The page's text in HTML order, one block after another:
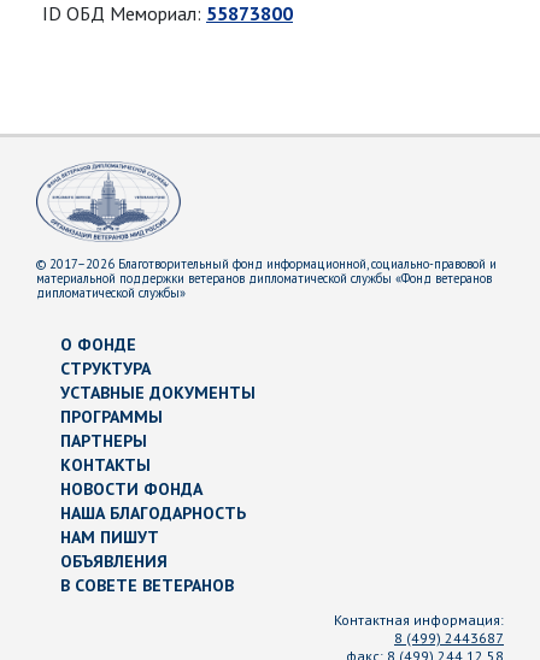
ID ОБД Мемориал: 55873800
© 2017–2026 Благотворительный фонд информационной, социально-правовой и
материальной поддержки ветеранов дипломатической службы «Фонд ветеранов
дипломатической службы»
О ФОНДЕ
СТРУКТУРА
УСТАВНЫЕ ДОКУМЕНТЫ
ПРОГРАММЫ
ПАРТНЕРЫ
КОНТАКТЫ
НОВОСТИ ФОНДА
НАША БЛАГОДАРНОСТЬ
НАМ ПИШУТ
ОБЪЯВЛЕНИЯ
В СОВЕТЕ ВЕТЕРАНОВ
Контактная информация:
8 (499) 2443687
факс: 8 (499) 244 12 58